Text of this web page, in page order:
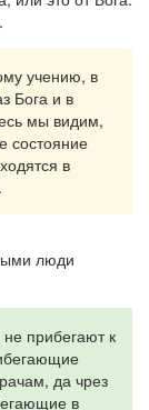
учению, в
Бога и в
мы видим,
состояние
в
люди
прибегают к
да чрез
в